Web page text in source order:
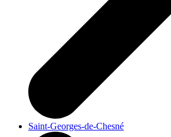
Saint-Georges-de-Chesné